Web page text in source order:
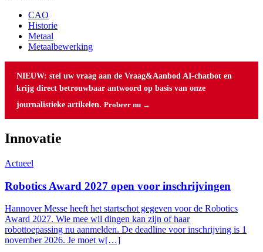
CAO
Historie
Metaal
Metaalbewerking
NIEUW: stel uw vraag aan de Vraag&Aanbod AI-chatbot en
krijg direct betrouwbaar antwoord op basis van onze
journalistieke artikelen. Probeer nu →
Innovatie
Actueel
Robotics Award 2027 open voor inschrijvingen
Hannover Messe heeft het startschot gegeven voor de Robotics
Award 2027. Wie mee wil dingen kan zijn of haar
robottoepassing nu aanmelden. De deadline voor inschrijving is 1
november 2026. Je moet w[…]